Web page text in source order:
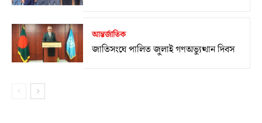
আন্তর্জাতিক
জাতিসংঘে পালিত জুলাই গণঅভ্যুত্থান দিবস